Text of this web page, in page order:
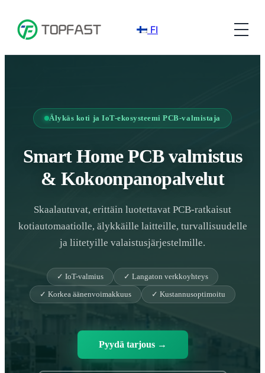
FI
Älykäs koti ja IoT-ekosysteemi PCB-valmistaja
Smart Home PCB valmistus
& Kokoonpanopalvelut
Skaalautuvat, erittäin luotettavat PCB-ratkaisut
kotiautomaatiolle, älykkäille laitteille, turvallisuudelle
ja liitetyille valaistusjärjestelmille.
✓ IoT-valmius
✓ Langaton verkkoyhteys
✓ Korkea äänenvoimakkuus
✓ Kustannusoptimoitu
Pyydä tarjous →